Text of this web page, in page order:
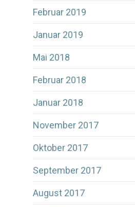
Februar 2019
Januar 2019
Mai 2018
Februar 2018
Januar 2018
November 2017
Oktober 2017
September 2017
August 2017